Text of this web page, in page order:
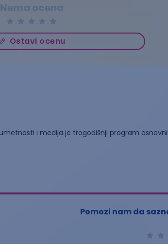
Nema ocena
Ostavi ocenu
i medija je trogodišnji program
Pomozi nam da